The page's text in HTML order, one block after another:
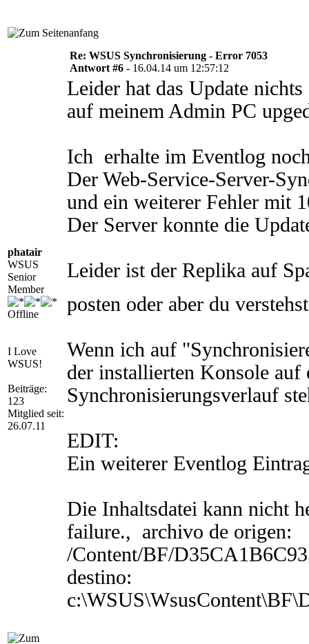
phatair
WSUS
Senior
Member
Offline
I Love
WSUS!
Beiträge:
123
Mitglied seit:
26.07.11
Re: WSUS Synchronisierung - Error 7053
Antwort #6 - 16.04.14 um 12:57:12
Leider hat das Update
auf meinem Admin PC
Ich erhalte im Eventlog
Der Web-Service-Server-
und ein weiterer Fehler mit
Der Server konnte die
Leider ist der Replika auf
posten oder aber du
Wenn ich auf
der installierten Konsole auf
Synchronisierungsverlauf
EDIT:
Ein weiterer Eventlog
Die Inhaltsdatei kann nicht
failure., archivo de origen:
/Content/BF/
destino: